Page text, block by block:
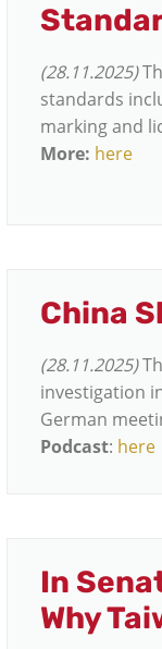
(28.11.2025)
standards
marking and
More: here
China
(28.11.2025)
investigation
German
Podcast: here
In
Why